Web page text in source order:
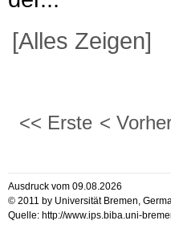
[Alles Zeigen]
<< Erste <
Ausdruck vom 09.08.2026
© 2011 by Universität Bremen,
Quelle: http://www.ips.biba.uni-